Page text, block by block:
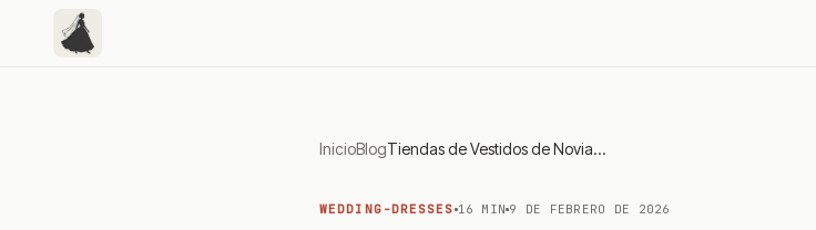
InicioBlog Tiendas de Vestidos de Novia: Cómo Encontrar el Vestido de Tus Sueños
WEDDING-DRESSES 16 MIN 9 DE FEBRERO DE 2026